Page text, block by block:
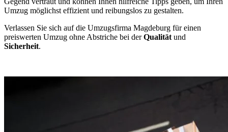
Umzug möglichst effizient und reibungslos zu gestalten.
Verlassen Sie sich auf die Umzugsfirma Magdeburg für einen
preiswerten Umzug ohne Abstriche bei derQualität und
Sicherheit.